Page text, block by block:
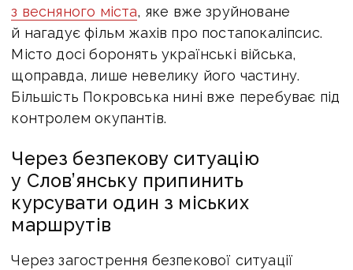
з весняного міста, яке вже зруйноване
й нагадує фільм жахів про постапокаліпсис.
Місто досі боронять українські війська,
щоправда, лише невелику його частину.
Більшість Покровська нині вже перебуває під
контролем окупантів.
Через безпекову ситуацію
у Слов’янську припинить
курсувати один з міських
маршрутів
Через загострення безпекової ситуації